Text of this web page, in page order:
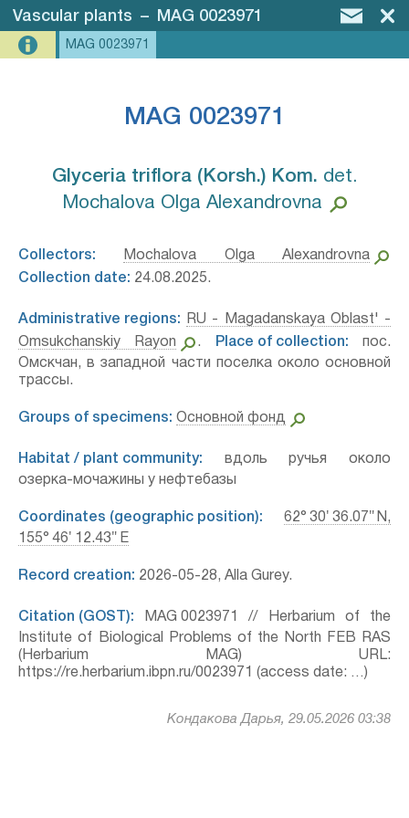
Vascular plants – MAG 0023971
MAG 0023971
MAG 0023971
Glyceria triflora (Korsh.) Kom.⁣ det.
Mochalova Olga Alexandrovna
Collectors:
Mochalova Olga Alexandrovna
Collection date: 24.08.2025.
Administrative regions:
RU - Magadanskaya Oblast' -
Omsukchanskiy Rayon
. Place of collection: пос.
Омскчан, в западной части поселка около основной
трассы.
Groups of specimens: Основной фонд
Habitat / plant community: вдоль ручья около
озерка-мочажины у нефтебазы
Coordinates (geographic position):
62° 30′ 36.07″ N,
155° 46′ 12.43″ E
Record creation: 2026-05-28, Alla Gurey.
Citation (GOST): MAG 0023971 // Herbarium of the
Institute of Biological Problems of the North FEB RAS
(Herbarium MAG) URL:
https://re.herbarium.ibpn.ru/0023971 (access date: …)
Кондакова Дарья, 29.05.2026 03:38